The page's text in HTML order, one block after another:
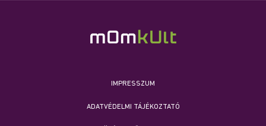
IMPRESSZUM
ADATVÉDELMI TÁJÉKOZTATÓ